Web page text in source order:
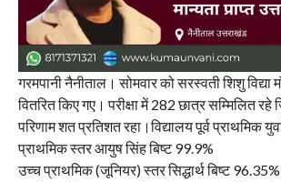
गरमपानी नैनीताल। सोमवार को सरस्वती शिशु विद्या
वितरित किए गए। परीक्षा में 282 छात्र सम्मिलित रहे
परिणाम शत प्रतिशत रहा।विद्यालय पूर्व प्राथमिक
प्राथमिक स्तर आयुष सिंह बिष्ट 99.9%
उच्च प्राथमिक (जूनियर) स्तर सिद्धार्थ बिष्ट